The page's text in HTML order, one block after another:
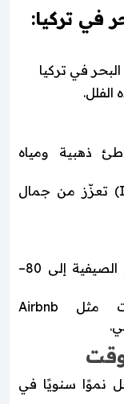
في تركيا:
في تركيا
الفلل.
ذهبية ومياه
مسابح لا متناهية (Infinity Pools) تعزّز من جمال
تصل نسبة الإشغال في المواسم الصيفية إلى 80–
إمكانية تأجيرها عبر منصات مثل Airbnb
نموًا سنويًا في